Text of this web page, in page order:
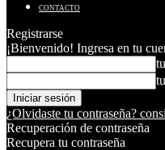
CONTACTO
Registrarse
¡Bienvenido! Ingresa en tu
¿Olvidaste tu contraseña?
Recuperación de contraseña
Recupera tu contraseña